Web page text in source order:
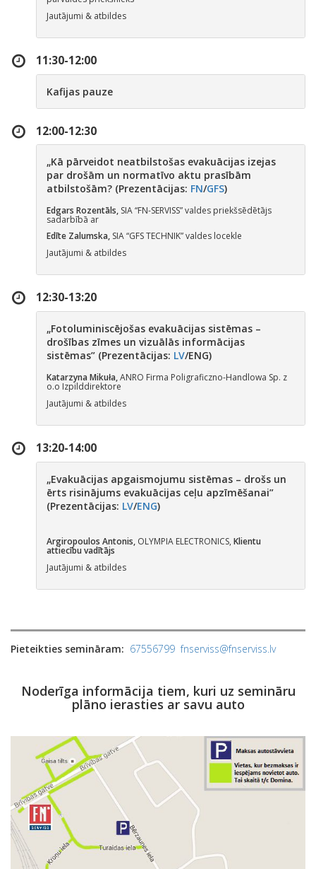
Jautājumi & atbildes
11:30-12:00
Kafijas pauze
12:00-12:30
„Kā pārveidot neatbilstošas evakuācijas izejas
par drošām un normatīvo aktu prasībām
atbilstošām? (Prezentācijas: FN/GFS)
Edgars Rozentāls, SIA “FN-SERVISS” valdes priekšsēdētājs
sadarbībā ar
Edīte Zalumska, SIA “GFS TECHNIK” valdes locekle
Jautājumi & atbildes
12:30-13:20
„Fotoluminiscējošas evakuācijas sistēmas –
drošības zīmes un vizuālās informācijas
sistēmas” (Prezentācijas: LV/ENG)
Katarzyna Mikuła,ANRO Firma Poligraficzno-Handlowa Sp. z
o.o Izpilddirektore
Jautājumi & atbildes
13:20-14:00
„Evakuācijas apgaismojumu sistēmas – drošs un
ērts risinājums evakuācijas ceļu apzīmēšanai”
(Prezentācijas: LV/ENG)
Argiropoulos Antonis, OLYMPIA ELECTRONICS, Klientu
attiecību vadītājs
Jautājumi & atbildes
Pieteikties semināram: 67556799 fnserviss@fnserviss.lv
Noderīga informācija tiem, kuri uz semināru
plāno ierasties ar savu auto